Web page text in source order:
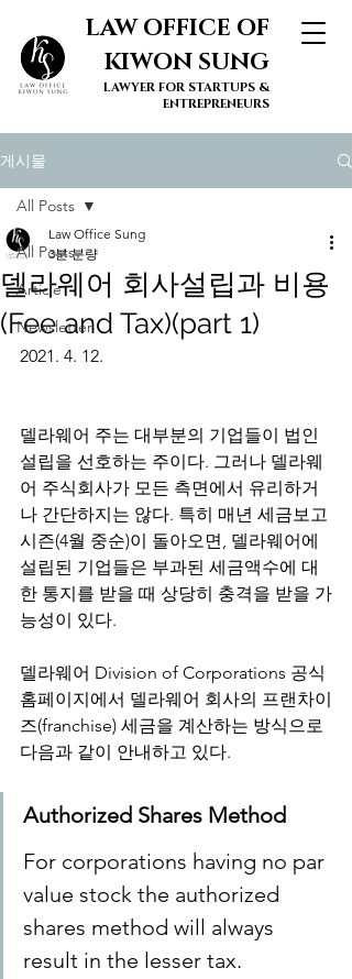
LAW OFFICE OF
KIWON SUNG
LAWYER FOR STARTUPS &
ENTREPRENEURS
게시물
All Posts
Article
Newsletter
All Posts
델라웨어 회사설립과 비용
(Fee and Tax)(part 1)
Law Office Sung
3분 분량
2021. 4. 12.
델라웨어 주는 대부분의 기업들이 법인
설립을 선호하는 주이다. 그러나 델라웨
어 주식회사가 모든 측면에서 유리하거
나 간단하지는 않다. 특히 매년 세금보고
시즌(4월 중순)이 돌아오면, 델라웨어에
설립된 기업들은 부과된 세금액수에 대
한 통지를 받을 때 상당히 충격을 받을 가
능성이 있다.
델라웨어 Division of Corporations 공식
홈페이지에서 델라웨어 회사의 프랜차이
즈(franchise) 세금을 계산하는 방식으로
다음과 같이 안내하고 있다.
Authorized Shares Method
For corporations having no par
value stock the authorized
shares method will always
result in the lesser tax.